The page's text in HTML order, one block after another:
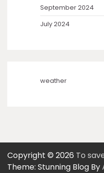
September 2024
July 2024
weather
Copyright © 2026 To
Theme: Stunning Blog By